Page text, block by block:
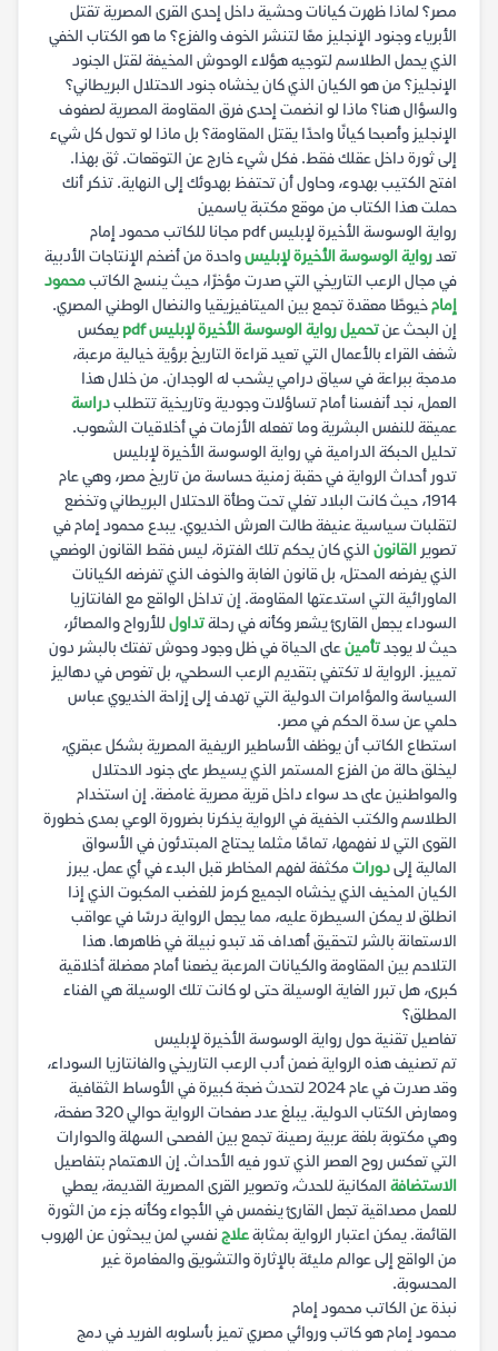
مصر؟ لماذا ظهرت كيانات وحشية داخل إحدى القرى المصرية تقتل
الأبرياء وجنود الإنجليز معًا لتنشر الخوف والفزع؟ ما هو الكتاب الخفي
الذي يحمل الطلاسم لتوجيه هؤلاء الوحوش المخيفة لقتل الجنود
الإنجليز؟ من هو الكيان الذي كان يخشاه جنود الاحتلال البريطاني؟
والسؤال هنا؟ ماذا لو انضمت إحدى فرق المقاومة المصرية لصفوف
الإنجليز وأصبحا كيانًا واحدًا يقتل المقاومة؟ بل ماذا لو تحول كل شيء
إلى ثورة داخل عقلك فقط. فكل شيء خارج عن التوقعات. ثق بهذا.
افتح الكتيب بهدوء، وحاول أن تحتفظ بهدوئك إلى النهاية. تذكر أنك
حملت هذا الكتاب من موقع مكتبة ياسمين
رواية الوسوسة الأخيرة لإبليس pdf مجانا للكاتب محمود إمام
تعدرواية الوسوسة الأخيرة لإبليسواحدة من أضخم الإنتاجات الأدبية
في مجال الرعب التاريخي التي صدرت مؤخرًا، حيث ينسج الكاتبمحمود
إمامخيوطًا معقدة تجمع بين الميتافيزيقيا والنضال الوطني المصري.
إن البحث عنتحميل رواية الوسوسة الأخيرة لإبليس pdf
يعكس
شغف القراء بالأعمال التي تعيد قراءة التاريخ برؤية خيالية مرعبة،
مدمجة ببراعة في سياق درامي يشحب له الوجدان. من خلال هذا
العمل، نجد أنفسنا أمام تساؤلات وجودية وتاريخية تتطلبدراسة
عميقة للنفس البشرية وما تفعله الأزمات في أخلاقيات الشعوب.
تحليل الحبكة الدرامية في رواية الوسوسة الأخيرة لإبليس
تدور أحداث الرواية في حقبة زمنية حساسة من تاريخ مصر، وهي عام
1914، حيث كانت البلاد تغلي تحت وطأة الاحتلال البريطاني وتخضع
لتقلبات سياسية عنيفة طالت العرش الخديوي. يبدع محمود إمام في
تصوير القانون الذي كان يحكم تلك الفترة، ليس فقط القانون الوضعي
الذي يفرضه المحتل، بل قانون الغابة والخوف الذي تفرضه الكيانات
الماورائية التي استدعتها المقاومة. إن تداخل الواقع مع الفانتازيا
السوداء يجعل القارئ يشعر وكأنه في رحلةتداول للأرواح والمصائر،
حيث لا يوجدتأمينعلى الحياة في ظل وجود وحوش تفتك بالبشر دون
تمييز. الرواية لا تكتفي بتقديم الرعب السطحي، بل تغوص في دهاليز
السياسة والمؤامرات الدولية التي تهدف إلى إزاحة الخديوي عباس
حلمي عن سدة الحكم في مصر.
استطاع الكاتب أن يوظف الأساطير الريفية المصرية بشكل عبقري،
ليخلق حالة من الفزع المستمر الذي يسيطر على جنود الاحتلال
والمواطنين على حد سواء داخل قرية مصرية غامضة. إن استخدام
الطلاسم والكتب الخفية في الرواية يذكرنا بضرورة الوعي بمدى خطورة
القوى التي لا نفهمها، تمامًا مثلما يحتاج المبتدئون في الأسواق
المالية إلىدورات مكثفة لفهم المخاطر قبل البدء في أي عمل. يبرز
الكيان المخيف الذي يخشاه الجميع كرمز للغضب المكبوت الذي إذا
انطلق لا يمكن السيطرة عليه، مما يجعل الرواية درسًا في عواقب
الاستعانة بالشر لتحقيق أهداف قد تبدو نبيلة في ظاهرها. هذا
التلاحم بين المقاومة والكيانات المرعبة يضعنا أمام معضلة أخلاقية
كبرى، هل تبرر الغاية الوسيلة حتى لو كانت تلك الوسيلة هي الفناء
المطلق؟
تفاصيل تقنية حول رواية الوسوسة الأخيرة لإبليس
تم تصنيف هذه الرواية ضمن أدب الرعب التاريخي والفانتازيا السوداء،
وقد صدرت في عام 2024 لتحدث ضجة كبيرة في الأوساط الثقافية
ومعارض الكتاب الدولية. يبلغ عدد صفحات الرواية حوالي 320 صفحة،
وهي مكتوبة بلغة عربية رصينة تجمع بين الفصحى السهلة والحوارات
التي تعكس روح العصر الذي تدور فيه الأحداث. إن الاهتمام بتفاصيل
الاستضافة المكانية للحدث، وتصوير القرى المصرية القديمة، يعطي
للعمل مصداقية تجعل القارئ ينغمس في الأجواء وكأنه جزء من الثورة
القائمة. يمكن اعتبار الرواية بمثابةعلاج نفسي لمن يبحثون عن الهروب
من الواقع إلى عوالم مليئة بالإثارة والتشويق والمغامرة غير
المحسوبة.
نبذة عن الكاتب محمود إمام
محمود إمام هو كاتب وروائي مصري تميز بأسلوبه الفريد في دمج